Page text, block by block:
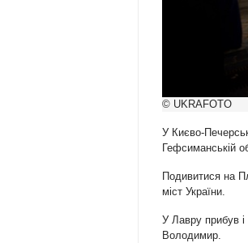
© UKRAFOTO
У Києво-
Гефсиманській
Подивитися на
міст України.
У Лавру прибув і
Володимир.